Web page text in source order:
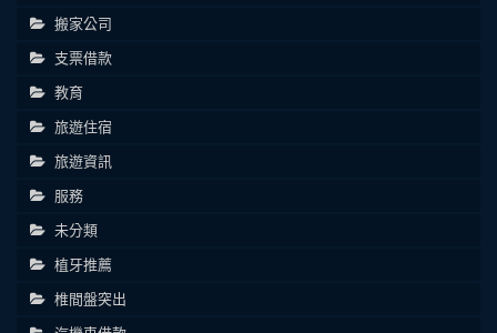
搬家公司
支票借款
教育
旅遊住宿
旅遊資訊
服務
未分類
植牙推薦
椎間盤突出